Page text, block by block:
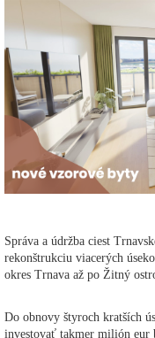
Správa a údržba ciest
rekonštrukciu viacerých
okres Trnava až po Žitný
Do obnovy štyroch kratších
investovať takmer milión eur